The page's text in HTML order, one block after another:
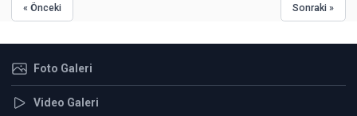
« Önceki Sonraki »
Foto Galeri
Video Galeri